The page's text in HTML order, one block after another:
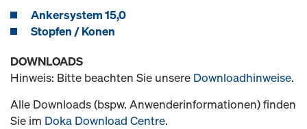
Ankersystem 15,0
Stopfen / Konen
DOWNLOADS
Hinweis: Bitte beachten Sie unsere Downloadhinweise.
Alle Downloads (bspw. Anwenderinformationen) finden
Sie im Doka Download Centre.